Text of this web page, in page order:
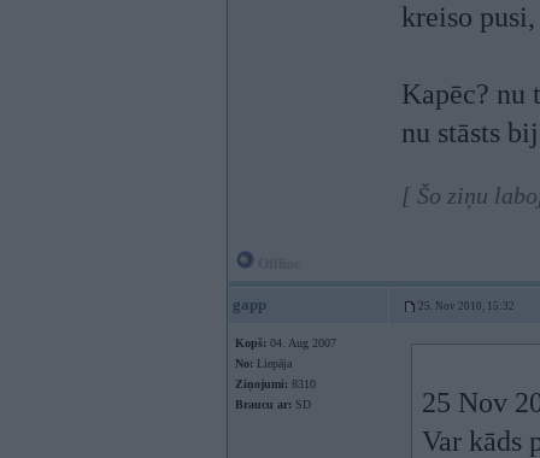
kreiso
Kapēc? nu
nu stāsts
[ Šo ziņu
gapp 25. Nov 2010, 15:32
Kopš: 04. Aug 2007
No: Liepāja
Ziņojumi: 8310
Braucu ar: SD
25 Nov
Var kāds